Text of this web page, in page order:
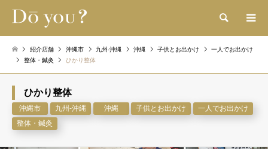
検索
紹介店舗 沖縄市 九州-沖縄 沖縄 子供とお出かけ
一人でお出かけ
整体・鍼灸
ひかり整体
ひかり整体
沖縄市 九州-沖縄 沖縄 子供とお出かけ
一人でお出かけ
整体・鍼灸